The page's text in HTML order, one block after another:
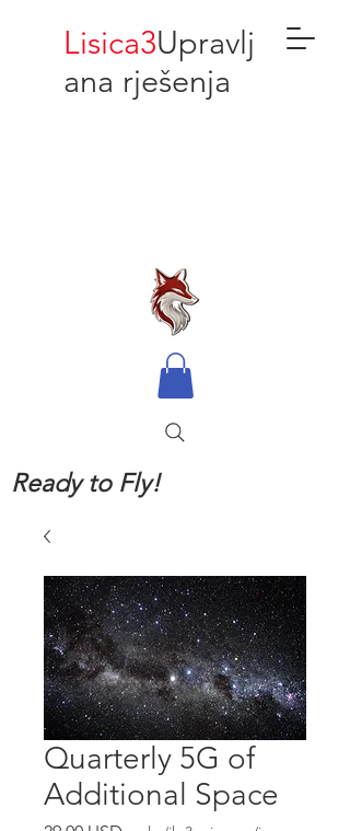
Lisica3Upravlj
ana rješenja
Ready to Fly!
Quarterly 5G of
Additional Space